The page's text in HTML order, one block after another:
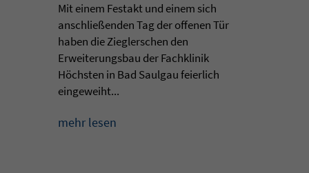
Mit einem Festakt und einem sich
anschließenden Tag der offenen Tür
haben die Zieglerschen den
Erweiterungsbau der Fachklinik
Höchsten in Bad Saulgau feierlich
eingeweiht...
mehr lesen